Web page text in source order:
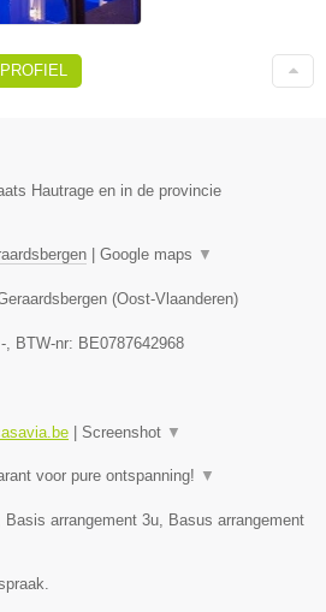
Hautrage en in de provincie
Google maps ▼
(Oost-Vlaanderen)
- , BTW-nr: BE0787642968
Screenshot ▼
voor pure ontspanning! ▼
Basis arrangement 3u, Basus arrangement